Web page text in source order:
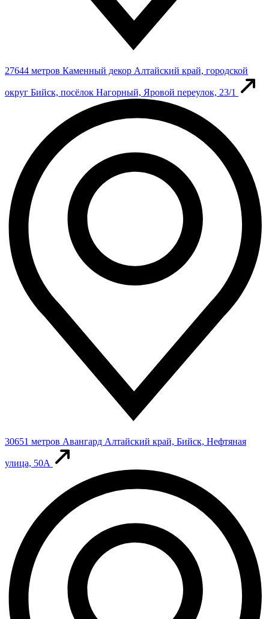
27644 метров Каменный декор Алтайский край, городской
округ Бийск, посёлок Нагорный, Яровой переулок, 23/1
30651 метров Авангард Алтайский край, Бийск, Нефтяная
улица, 50А